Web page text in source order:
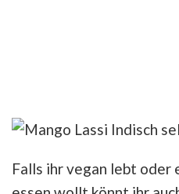
Falls ihr vegan lebt